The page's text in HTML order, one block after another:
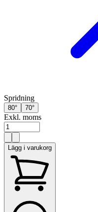
Spridning
80° 70°
Exkl. moms
Lägg i varukorg